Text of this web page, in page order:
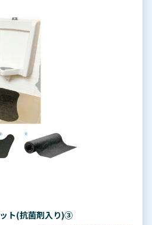
ト(抗菌剤入り)③